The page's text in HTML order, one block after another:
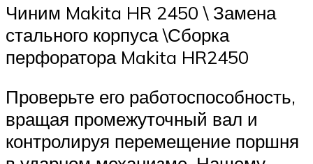
Чиним Makita HR 2450 \ Замена
стального корпуса \Сборка
перфоратора Makita HR2450
Проверьте его работоспособность,
вращая промежуточный вал и
контролируя перемещение поршня